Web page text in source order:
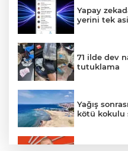
Yapay
yerini tek
71 ilde dev
tutuklama
Yağış
kötü kokulu